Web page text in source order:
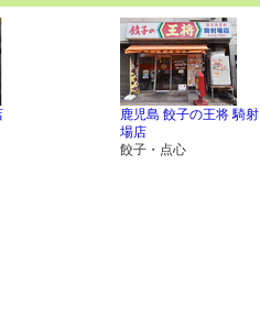
鹿児島 餃子の王将 騎射
場店
餃子・点心